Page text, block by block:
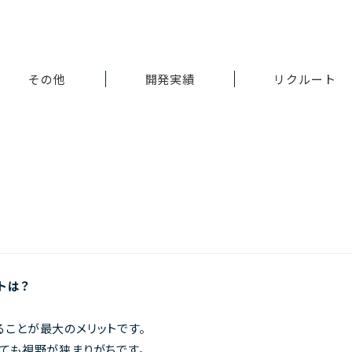
その他 開発実績 リクルート
は？
とが最大のメリットです。